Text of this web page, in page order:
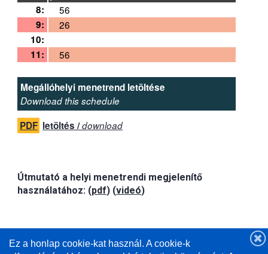
8:
56
9:
26
10:
11:
56
Megállóhelyi menetrend letöltése
Download this schedule
PDF letöltés /download
Útmutató a helyi menetrendi megjelenítő
használatához: (pdf) (videó)
és 2-es járatok a Budapest felől érkező InterCity
Ez a honlap cookie-kat használ. A cookie-k